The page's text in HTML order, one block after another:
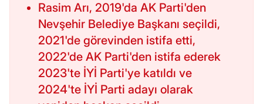
Rasim Arı, 2019'da AK Parti'den
Nevşehir Belediye Başkanı seçildi,
2021'de görevinden istifa etti,
2022'de AK Parti'den istifa ederek
2023'te İYİ Parti'ye katıldı ve
2024'te İYİ Parti adayı olarak